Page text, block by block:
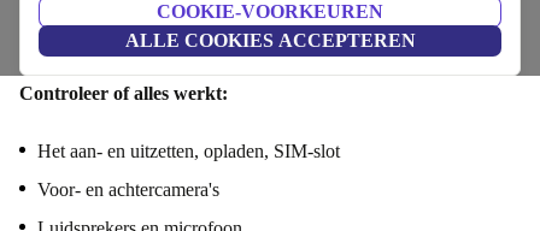
COOKIE-VOORKEUREN
ALLE COOKIES ACCEPTEREN
Functionaliteit Specificaties Aanbod
Controleer of alles werkt:
Het aan- en uitzetten, opladen, SIM-slot
Voor- en achtercamera's